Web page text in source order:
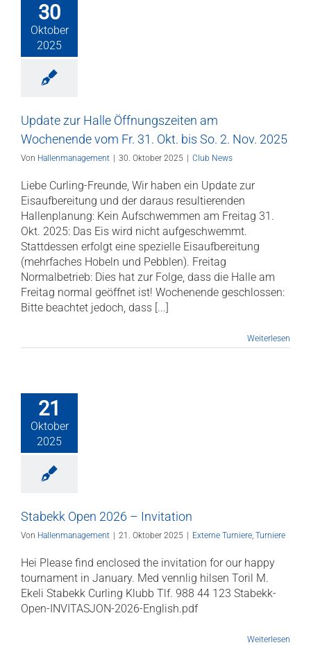
30
Oktober
2025
Update zur Halle Öffnungszeiten am
Wochenende vom Fr. 31. Okt. bis So. 2. Nov. 2025
Von Hallenmanagement 30. Oktober 2025 Club News
Liebe Curling-Freunde, Wir haben ein Update zur
Eisaufbereitung und der daraus resultierenden
Hallenplanung: Kein Aufschwemmen am Freitag 31.
Okt. 2025: Das Eis wird nicht aufgeschwemmt.
Stattdessen erfolgt eine spezielle Eisaufbereitung
(mehrfaches Hobeln und Pebblen). Freitag
Normalbetrieb: Dies hat zur Folge, dass die Halle am
Freitag normal geöffnet ist! Wochenende geschlossen:
Bitte beachtet jedoch, dass [...]
Weiterlesen
21
Oktober
2025
Stabekk Open 2026 – Invitation
Von Hallenmanagement 21. Oktober 2025 Externe Turniere, Turniere
Hei Please find enclosed the invitation for our happy
tournament in January. Med vennlig hilsen Toril M.
Ekeli Stabekk Curling Klubb Tlf. 988 44 123 Stabekk-
Open-INVITASJON-2026-English.pdf
Weiterlesen